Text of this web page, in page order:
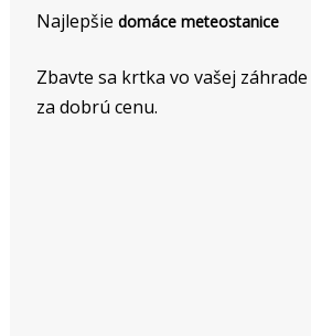
Najlepšie domáce meteostanice
Zbavte sa krtka vo vašej záhrade
za dobrú cenu.